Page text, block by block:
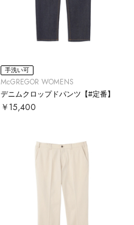
手洗い可
McGREGOR WOMENS
デニムクロップドパンツ【#定番】
￥15,400